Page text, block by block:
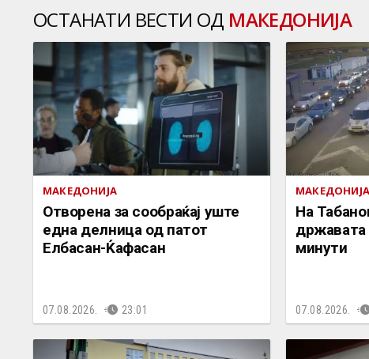
ОСТАНАТИ ВЕСТИ ОД МАКЕДОНИЈА
МАКЕДОНИЈА
Отворена за сообраќај уште
една делница од патот
Елбасан-Ќафасан
07.08.2026. 23:01
МАКЕДОНИЈА
На
државата
минути
07.08.2026.